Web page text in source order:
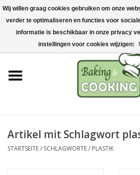
Startseite
Koch-&Backutensilien
Maschinen & Teile
Edelstahl
Artikel mit Schlagwort
STARTSEITE/ SCHLAGWORTE/ PLASTIK
Wij willen graag cookies gebruiken om onze
verder te optimaliseren en functies voor
informatie is beschikbaar in onze privacy
instellingen voor cookies wijzigen: